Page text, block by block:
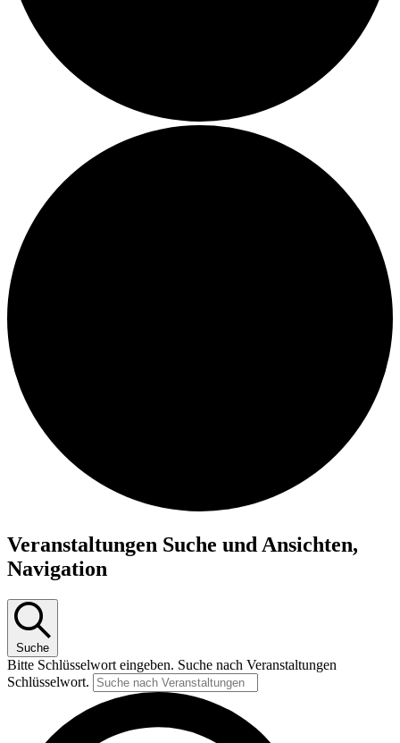
Veranstaltungen Suche und Ansichten,
Navigation
Suche
Bitte Schlüsselwort eingeben. Suche nach Veranstaltungen
Schlüsselwort.